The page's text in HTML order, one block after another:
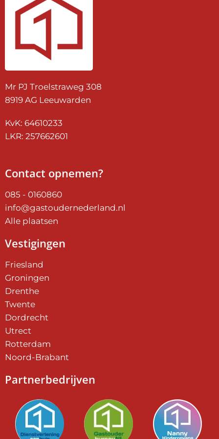
Mr PJ Troelstraweg 308
8919 AG Leeuwarden
KvK: 64610233
LKR: 257662601
Contact opnemen?
085 - 0160860
info@gastoudernederland.nl
Alle plaatsen
Vestigingen
Friesland
Groningen
Drenthe
Twente
Dordrecht
Utrect
Rotterdam
Noord-Brabant
Partnerbedrijven